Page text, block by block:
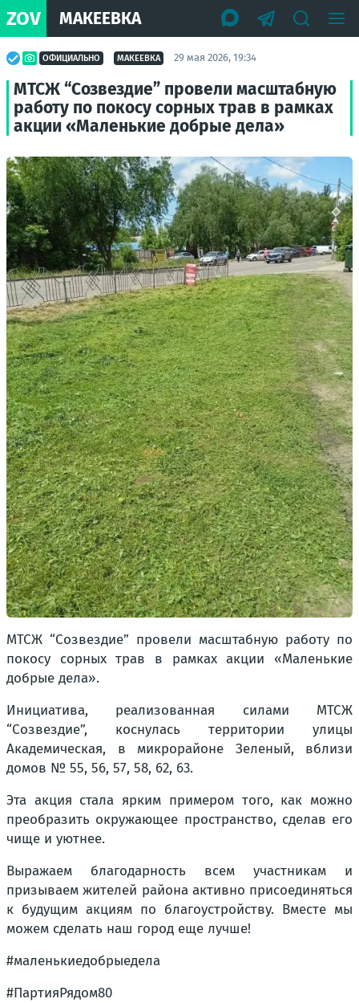
ZOV МАКЕЕВКА
ОФИЦИАЛЬНО МАКЕЕВКА 29 мая 2026, 19:34
МТСЖ “Созвездие” провели масштабную
работу по покосу сорных трав в рамках
акции «Маленькие добрые дела»
МТСЖ “Созвездие” провели масштабную работу по
покосу сорных трав в рамках акции «Маленькие
добрые дела».
Инициатива, реализованная силами МТСЖ
“Созвездие”, коснулась территории улицы
Академическая, в микрорайоне Зеленый, вблизи
домов № 55, 56, 57, 58, 62, 63.
Эта акция стала ярким примером того, как можно
преобразить окружающее пространство, сделав его
чище и уютнее.
Выражаем благодарность всем участникам и
призываем жителей района активно присоединяться
к будущим акциям по благоустройству. Вместе мы
можем сделать наш город еще лучше!
#маленькиедобрыедела
#ПартияРядом80